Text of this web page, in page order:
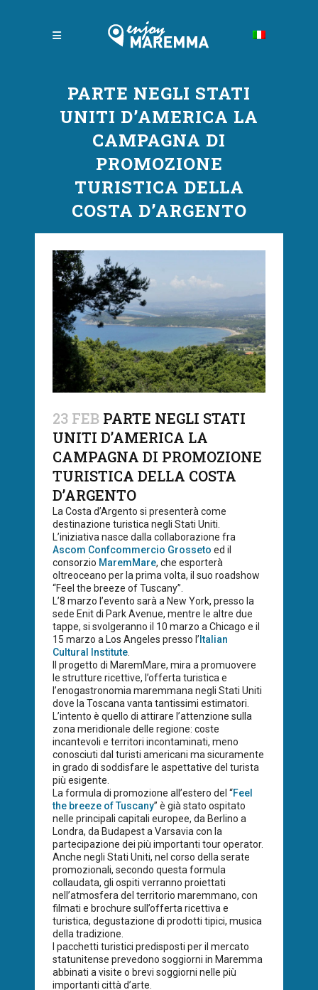
PARTE NEGLI STATI
UNITI D’AMERICA LA
CAMPAGNA DI
PROMOZIONE
TURISTICA DELLA
COSTA D’ARGENTO
23 FEB PARTE NEGLI STATI
UNITI D’AMERICA LA
CAMPAGNA DI PROMOZIONE
TURISTICA DELLA COSTA
D’ARGENTO
La Costa d’Argento si presenterà come
destinazione turistica negli Stati Uniti.
L’iniziativa nasce dalla collaborazione fra
Ascom Confcommercio Grosseto ed il
consorzio MaremMare, che esporterà
oltreoceano per la prima volta, il suo roadshow
“Feel the breeze of Tuscany”.
L’8 marzo l’evento sarà a New York, presso la
sede Enit di Park Avenue, mentre le altre due
tappe, si svolgeranno il 10 marzo a Chicago e il
15 marzo a Los Angeles presso l’ Italian
Cultural Institute
Il progetto di MaremMare, mira a promuovere
le strutture ricettive, l’offerta turistica e
l’enogastronomia maremmana negli Stati Uniti
dove la Toscana vanta tantissimi estimatori.
L’intento è quello di attirare l’attenzione sulla
zona meridionale delle regione: coste
incantevoli e territori incontaminati, meno
conosciuti dal turisti americani ma sicuramente
in grado di soddisfare le aspettative del turista
più esigente.
La formula di promozione all’estero del “Feel
the breeze of Tuscany” è già stato ospitato
nelle principali capitali europee, da Berlino a
Londra, da Budapest a Varsavia con la
partecipazione dei più importanti tour operator.
Anche negli Stati Uniti, nel corso della serate
promozionali, secondo questa formula
collaudata, gli ospiti verranno proiettati
nell’atmosfera del territorio maremmano, con
filmati e brochure sull’offerta ricettiva e
turistica, degustazione di prodotti tipici, musica
della tradizione.
I pacchetti turistici predisposti per il mercato
statunitense prevedono soggiorni in Maremma
abbinati a visite o brevi soggiorni nelle più
importanti città d’arte.